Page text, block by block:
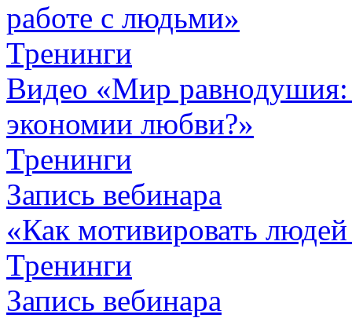
работе с людьми»
Тренинги
Видео «Мир равнодушия:
экономии любви?»
Тренинги
Запись вебинара
«Как мотивировать
Тренинги
Запись вебинара